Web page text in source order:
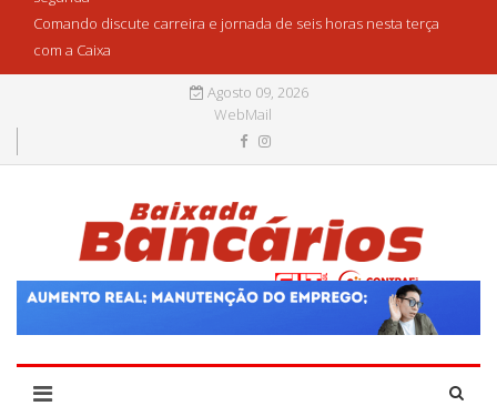
Comando discute carreira e jornada de seis horas nesta terça
com a Caixa
Agosto 09, 2026
WebMail